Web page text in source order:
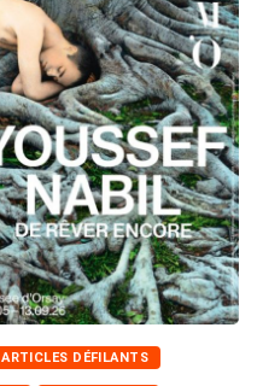
ARTICLES DÉFILANTS